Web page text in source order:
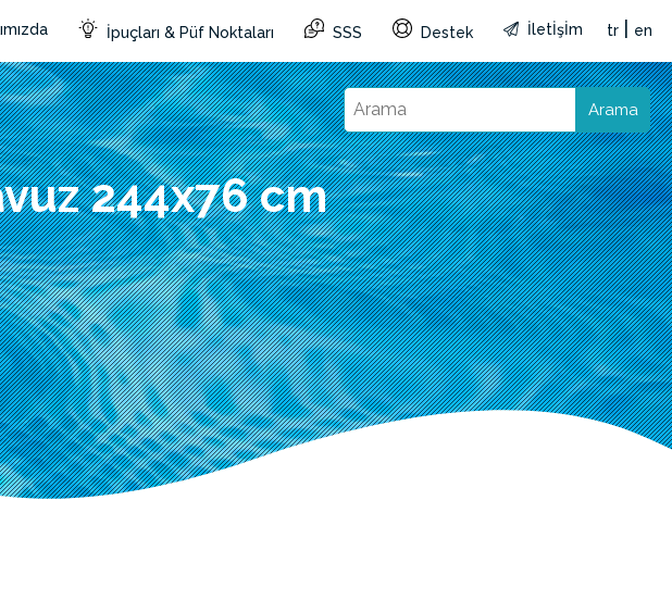
İpuçları & Püf Noktaları SSS Destek İletİşİm tr en
Arama
244x76 cm